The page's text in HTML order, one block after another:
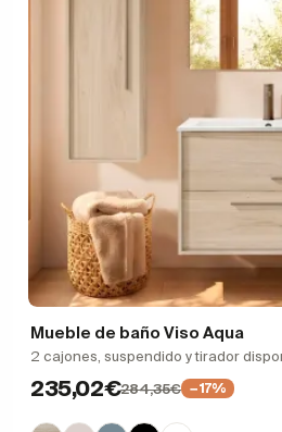
Mueble de baño Viso Aqua
2 cajones, suspendido y tirador
235,02€284,35€ −17%